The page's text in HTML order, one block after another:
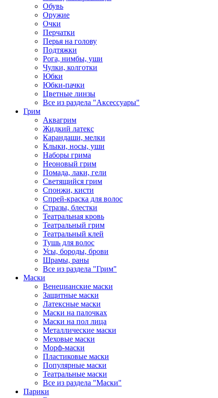
Обувь
Оружие
Очки
Перчатки
Перья на голову
Подтяжки
Рога, нимбы, уши
Чулки, колготки
Юбки
Юбки-пачки
Цветные линзы
Все из раздела "Аксессуары"
Грим
Аквагрим
Жидкий латекс
Карандаши, мелки
Клыки, носы, уши
Наборы грима
Неоновый грим
Помада, лаки, гели
Светящийся грим
Спонжи, кисти
Спрей-краска для волос
Стразы, блестки
Театральная кровь
Театральный грим
Театральный клей
Тушь для волос
Усы, бороды, брови
Шрамы, раны
Все из раздела "Грим"
Маски
Венецианские маски
Защитные маски
Латексные маски
Маски на палочках
Маски на пол лица
Металлические маски
Меховые маски
Морф-маски
Пластиковые маски
Популярные маски
Театральные маски
Все из раздела "Маски"
Парики